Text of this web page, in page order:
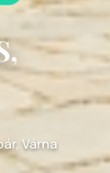
Várna